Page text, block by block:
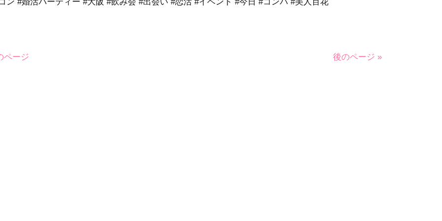
ページ 後のページ »